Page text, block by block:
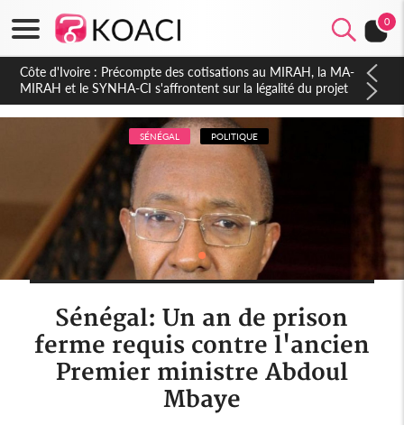
0
Côte d'Ivoire : Indépendance 2026, Thiam plaide pour un
environnement démocratique plus apaisé
SÉNÉGAL POLITIQUE
Sénégal: Un an de prison
ferme requis contre l'ancien
Premier ministre Abdoul
Mbaye